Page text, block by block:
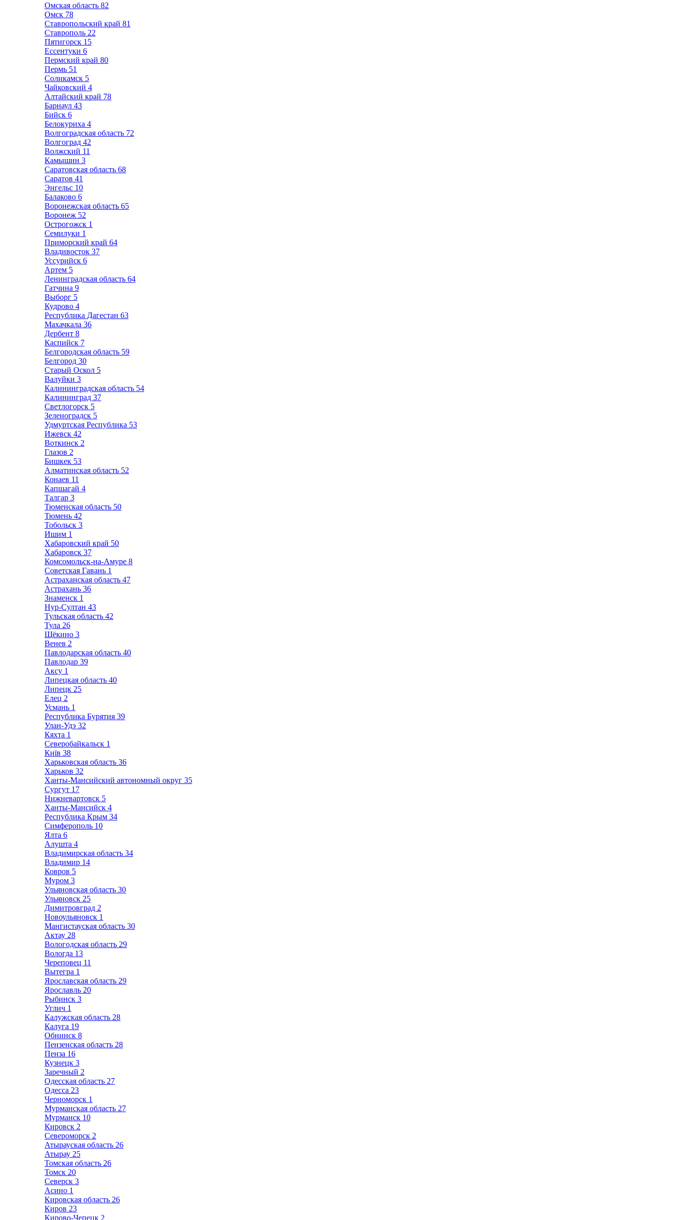
Омская область 82
Омск 78
Ставропольский край 81
Ставрополь 22
Пятигорск 15
Ессентуки 6
Пермский край 80
Пермь 51
Соликамск 5
Чайковский 4
Алтайский край 78
Барнаул 43
Бийск 6
Белокуриха 4
Волгоградская область 72
Волгоград 42
Волжский 11
Камышин 3
Саратовская область 68
Саратов 41
Энгельс 10
Балаково 6
Воронежская область 65
Воронеж 52
Острогожск 1
Семилуки 1
Приморский край 64
Владивосток 37
Уссурийск 6
Артем 5
Ленинградская область 64
Гатчина 9
Выборг 5
Кудрово 4
Республика Дагестан 63
Махачкала 36
Дербент 8
Каспийск 7
Белгородская область 59
Белгород 30
Старый Оскол 5
Валуйки 3
Калининградская область 54
Калининград 37
Светлогорск 5
Зеленоградск 5
Удмуртская Республика 53
Ижевск 42
Воткинск 2
Глазов 2
Бишкек 53
Алматинская область 52
Конаев 11
Капшагай 4
Талгар 3
Тюменская область 50
Тюмень 42
Тобольск 3
Ишим 1
Хабаровский край 50
Хабаровск 37
Комсомольск-на-Амуре 8
Советская Гавань 1
Астраханская область 47
Астрахань 36
Знаменск 1
Нур-Султан 43
Тульская область 42
Тула 26
Щёкино 3
Венев 2
Павлодарская область 40
Павлодар 39
Аксу 1
Липецкая область 40
Липецк 25
Елец 2
Усмань 1
Республика Бурятия 39
Улан-Удэ 32
Кяхта 1
Северобайкальск 1
Київ 38
Харьковская область 36
Харьков 32
Ханты-Мансийский автономный округ 35
Сургут 17
Нижневартовск 5
Ханты-Мансийск 4
Республика Крым 34
Симферополь 10
Ялта 6
Алушта 4
Владимирская область 34
Владимир 14
Ковров 5
Муром 3
Ульяновская область 30
Ульяновск 25
Димитровград 2
Новоульяновск 1
Мангистауская область 30
Актау 28
Вологодская область 29
Вологда 13
Череповец 11
Вытегра 1
Ярославская область 29
Ярославль 20
Рыбинск 3
Углич 1
Калужская область 28
Калуга 19
Обнинск 8
Пензенская область 28
Пенза 16
Кузнецк 3
Заречный 2
Одесская область 27
Одесса 23
Черноморск 1
Мурманская область 27
Мурманск 10
Кировск 2
Североморск 2
Атырауская область 26
Атырау 25
Томская область 26
Томск 20
Северск 3
Асино 1
Кировская область 26
Киров 23
Кирово-Чепецк 2